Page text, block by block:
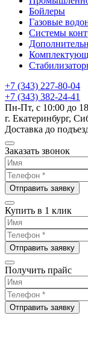
Бойлеры
Газовые
Системы
+7 (343) 227-80-04
+7 (343) 382-24-41
Пн-Пт, с 10:00 до
г. Екатеринбург,
Доставка до
Заказать звонок
Отправить заявку
Купить в 1 клик
Отправить заявку
Получить прайс
Отправить заявку